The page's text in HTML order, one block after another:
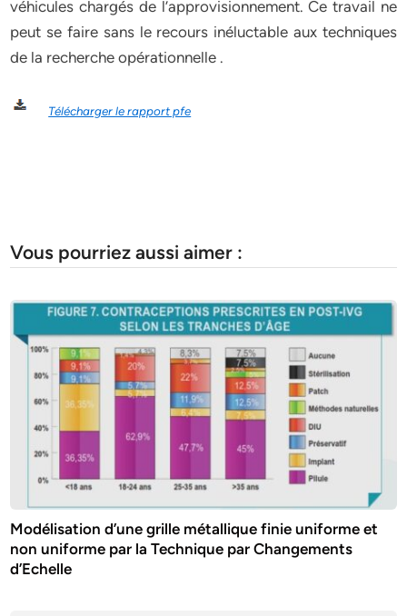
véhicules chargés de l’approvisionnement. Ce travail ne
peut se faire sans le recours inéluctable aux techniques
de la recherche opérationnelle .
Télécharger le rapport pfe
Vous pourriez aussi aimer :
Modélisation d’une grille métallique finie uniforme et
non uniforme par la Technique par Changements
d’Echelle